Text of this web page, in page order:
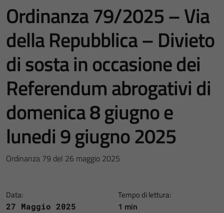
Ordinanza 79/2025 – Via
della Repubblica – Divieto
di sosta in occasione dei
Referendum abrogativi di
domenica 8 giugno e
lunedi 9 giugno 2025
Ordinanza 79 del 26 maggio 2025
Data:
27 Maggio 2025
Tempo di lettura:
1 min